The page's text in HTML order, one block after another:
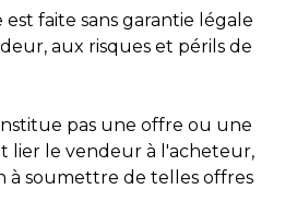
faite sans garantie légale
aux risques et périls de
pas une offre ou une
lier le vendeur à l'acheteur,
à soumettre de telles offres